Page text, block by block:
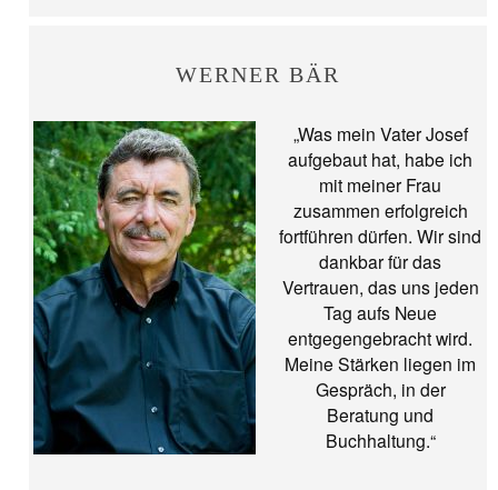
WERNER BÄR
„Was mein Vater Josef
aufgebaut hat, habe ich
mit meiner Frau
zusammen erfolgreich
fortführen dürfen. Wir sind
dankbar für das
Vertrauen, das uns jeden
Tag aufs Neue
entgegengebracht wird.
Meine Stärken liegen im
Gespräch, in der
Beratung und
Buchhaltung.“